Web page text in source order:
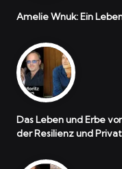
Amelie Wnuk: Ein
Das Leben und Erbe
der Resilienz und